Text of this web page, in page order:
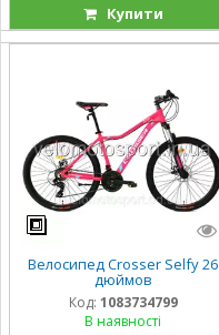
Купити
Велосипед Crosser Selfy 26
дюймов
Код: 1083734799
В наявності